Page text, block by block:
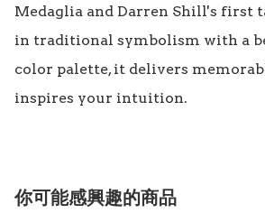
Medaglia and Darren Shill's first
in traditional symbolism with a
color palette, it delivers
你可能感興趣的商品